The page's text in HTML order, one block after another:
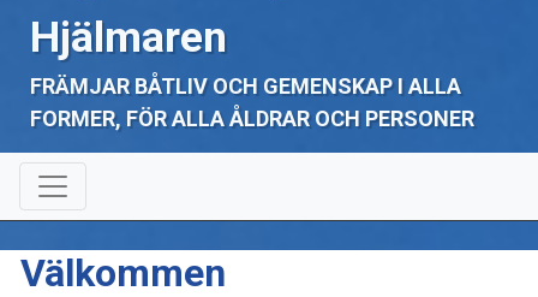
Hjälmaren
FRÄMJAR BÅTLIV OCH GEMENSKAP I ALLA
FORMER, FÖR ALLA ÅLDRAR OCH PERSONER
Välkommen